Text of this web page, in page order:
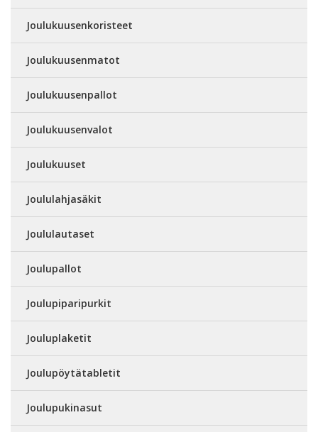
Joulukuusenkoristeet
Joulukuusenmatot
Joulukuusenpallot
Joulukuusenvalot
Joulukuuset
Joululahjasäkit
Joululautaset
Joulupallot
Joulupiparipurkit
Jouluplaketit
Joulupöytätabletit
Joulupukinasut